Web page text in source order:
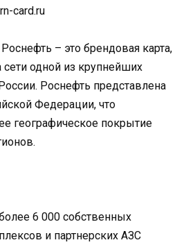
rn-card.ru
– это брендовая карта,
сети одной из крупнейших
Роснефть представлена
Федерации, что
географическое покрытие
6 000 собственных
и партнерских АЗС